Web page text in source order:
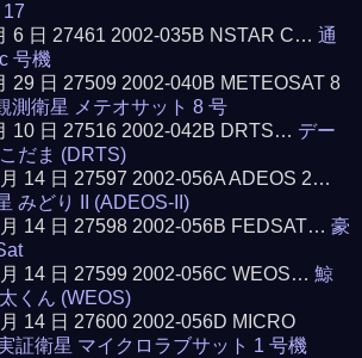
6 日 27461 2002-035B NSTAR C…通
号機
29 日 27509 2002-040B METEOSAT 8
測衛星 メテオサット 8 号
10 日 27516 2002-042B DRTS… デー
だま (DRTS)
14 日 27597 2002-056A ADEOS 2…
みどり II (ADEOS-II)
14 日 27598 2002-056B FEDSAT…豪
14 日 27599 2002-056C WEOS…鯨
くん (WEOS)
14 日 27600 2002-056D MICRO
証衛星 マイクロラブサット 1 号機